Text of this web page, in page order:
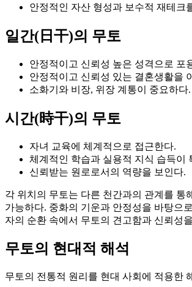
안정적인 자산 형성과 보수적 재테크
일간(日干)의 무토
안정적이고 신뢰성 높은 성격으로 포
안정적이고 신뢰성 있는 결혼생활을
소화기와 비장, 위장 계통이 중요하다.
시간(時干)의 무토
자녀 교육에 체계적으로 접근한다.
체계적인 학습과 실용적 지식 습득이
신뢰받는 원로로서의 역량을 보인다.
각 위치의 무토는 다른 천간과의 관계를 통
가능하다. 중화의 기운과 안정성을 바탕으
자의 순환 속에서 무토의 견고함과 신뢰성
무토의 현대적 해석
무토의 전통적 원리를 현대 사회에 적용한